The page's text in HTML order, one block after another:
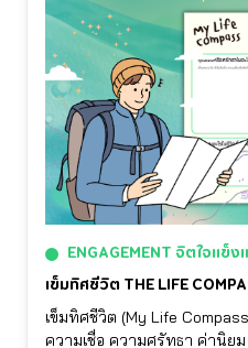
ENGAGEMENT จิตใจแข็
เข็มทิศชีวิต THE LIFE
เข็มทิศชีวิต (My Life
ความเชื่อ ความศรัทธา ค่านิ